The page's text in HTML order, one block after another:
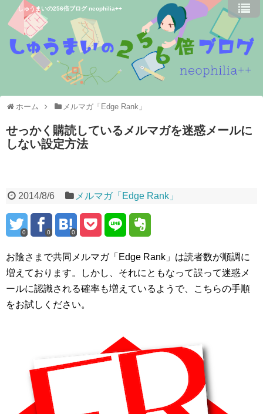
しゅうまいの256倍ブログ neophilia++
ホーム メルマガ「Edge Rank」
せっかく購読しているメルマガを迷惑メールに
しない設定方法
2014/8/6 メルマガ「Edge Rank」
0 0 0
お陰さまで共同メルマガ「Edge Rank」は読者数が順調に
増えております。しかし、それにともなって誤って迷惑メ
ールに認識される確率も増えているようで、こちらの手順
をお試しください。